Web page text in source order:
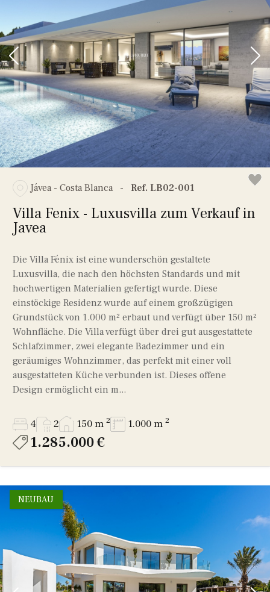
Jávea - Costa Blanca - Ref. LB02-001
Villa Fenix - Luxusvilla zum Verkauf in
Javea
Die Villa Fénix ist eine wunderschön gestaltete
Luxusvilla, die nach den höchsten Standards und mit
hochwertigen Materialien gefertigt wurde. Diese
einstöckige Residenz wurde auf einem großzügigen
Grundstück von 1.000 m² erbaut und verfügt über 150 m²
Wohnfläche. Die Villa verfügt über drei gut ausgestattete
Schlafzimmer, zwei elegante Badezimmer und ein
geräumiges Wohnzimmer, das perfekt mit einer voll
ausgestatteten Küche verbunden ist. Dieses offene
Design ermöglicht ein m...
4 2 150 m 2 1.000 m 2
1.285.000 €
NEUBAU